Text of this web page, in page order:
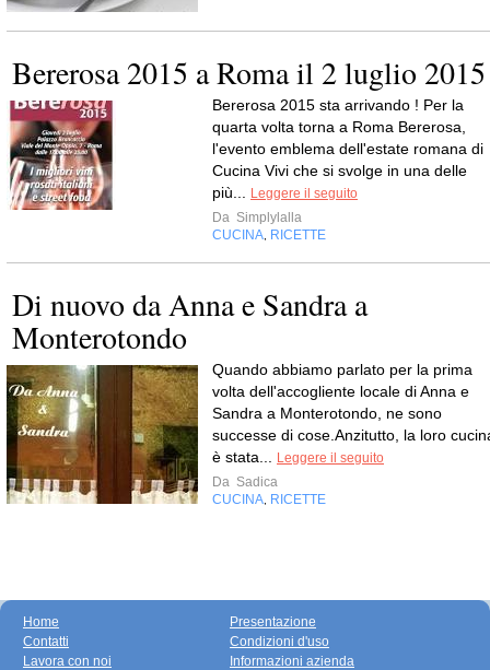
Bererosa 2015 a Roma il 2 luglio 2015
Bererosa 2015 sta arrivando ! Per la
quarta volta torna a Roma Bererosa,
l'evento emblema dell'estate romana di
Cucina Vivi che si svolge in una delle
più...
Leggere il seguito
Da Simplylalla
CUCINA RICETTE
Di nuovo da Anna e Sandra a
Monterotondo
Quando abbiamo parlato per la prima
volta dell'accogliente locale di Anna e
Sandra a Monterotondo, ne sono
successe di cose.Anzitutto, la loro
è stata...
Leggere il seguito
Da Sadica
CUCINA RICETTE
Home
Contatti
Lavora con noi
Presentazione
Condizioni d'uso
Informazioni azienda